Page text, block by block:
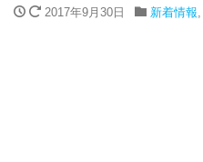
2017年9月30日 新着情報,